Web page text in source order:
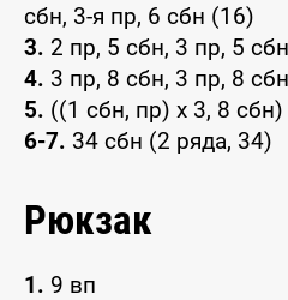
сбн, 3-я пр, 6 сбн (16)
3. 2 пр, 5 сбн, 3 пр, 5
4. 3 пр, 8 сбн, 3 пр, 8
5. ((1 сбн, пр) x 3, 8
6-7. 34 сбн (2 ряда, 34)
Рюкзак
1. 9 вп